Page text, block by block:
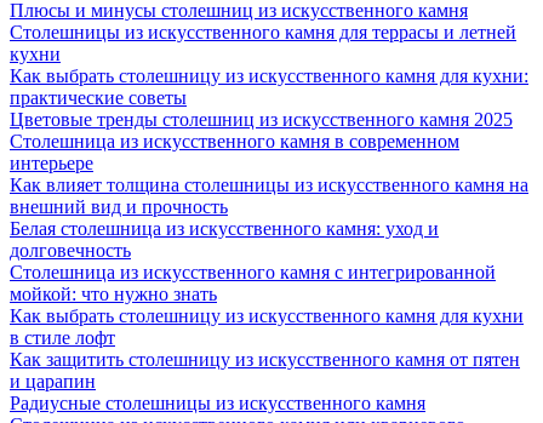
Плюсы и минусы столешниц из искусственного камня
Столешницы из искусственного камня для террасы и летней
кухни
Как выбрать столешницу из искусственного камня для кухни:
практические советы
Цветовые тренды столешниц из искусственного камня 2025
Столешница из искусственного камня в современном
интерьере
Как влияет толщина столешницы из искусственного камня на
внешний вид и прочность
Белая столешница из искусственного камня: уход и
долговечность
Столешница из искусственного камня с интегрированной
мойкой: что нужно знать
Как выбрать столешницу из искусственного камня для кухни
в стиле лофт
Как защитить столешницу из искусственного камня от пятен
и царапин
Радиусные столешницы из искусственного камня